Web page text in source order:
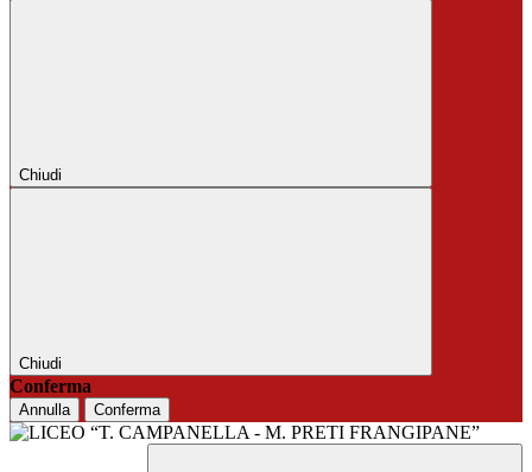
Chiudi
Chiudi
Conferma
Annulla Conferma